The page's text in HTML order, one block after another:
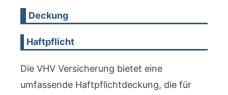
Deckung
Haftpflicht
Die VHV Versicherung bietet eine
umfassende Haftpflichtdeckung, die für